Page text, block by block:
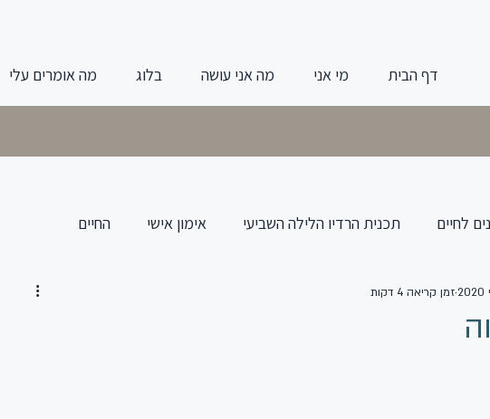
דף הבית מי אני מה אני עושה בלוג מה אומרים עלי
לחיים תכנית הרדיו הלילה השביעי אימון אישי החיים
זמן קריאה 4 דקות